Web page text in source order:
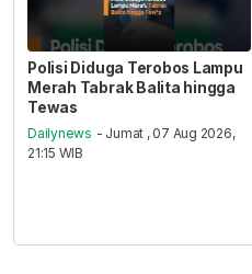
Polisi Diduga Terobos Lampu
Merah Tabrak Balita hingga
Tewas
Dailynews - Jumat , 07 Aug 2026,
21:15 WIB